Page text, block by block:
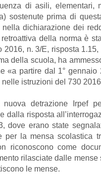
di asili, elementari,
sostenute prima di
nella dichiarazione dei
retroattiva della norma è
2016, n. 3/E, risposta
della scuola, ha
«a partire dal 1°
istruzioni del 730
nuova detrazione Irpef
dalla risposta
dove erano state
per la mensa scolastica
riconoscono come
rilasciate dalle
le mense.